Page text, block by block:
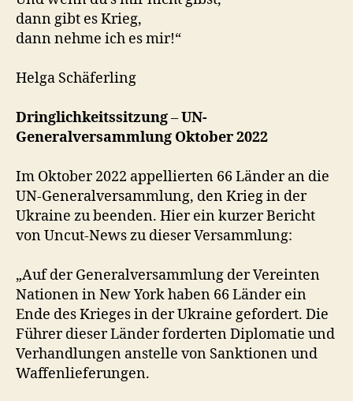
dann gibt es Krieg,
dann nehme ich es mir!“
Helga Schäferling
Dringlichkeitssitzung–UN-
Generalversammlung Oktober 2022
Im Oktober 2022 appellierten 66 Länder an die
UN-Generalversammlung, den Krieg in der
Ukraine zu beenden. Hier ein kurzer Bericht
von Uncut-News zu dieser Versammlung:
„Auf der Generalversammlung der Vereinten
Nationen in New York haben 66 Länder ein
Ende des Krieges in der Ukraine gefordert. Die
Führer dieser Länder forderten Diplomatie und
Verhandlungen anstelle von Sanktionen und
Waffenlieferungen.